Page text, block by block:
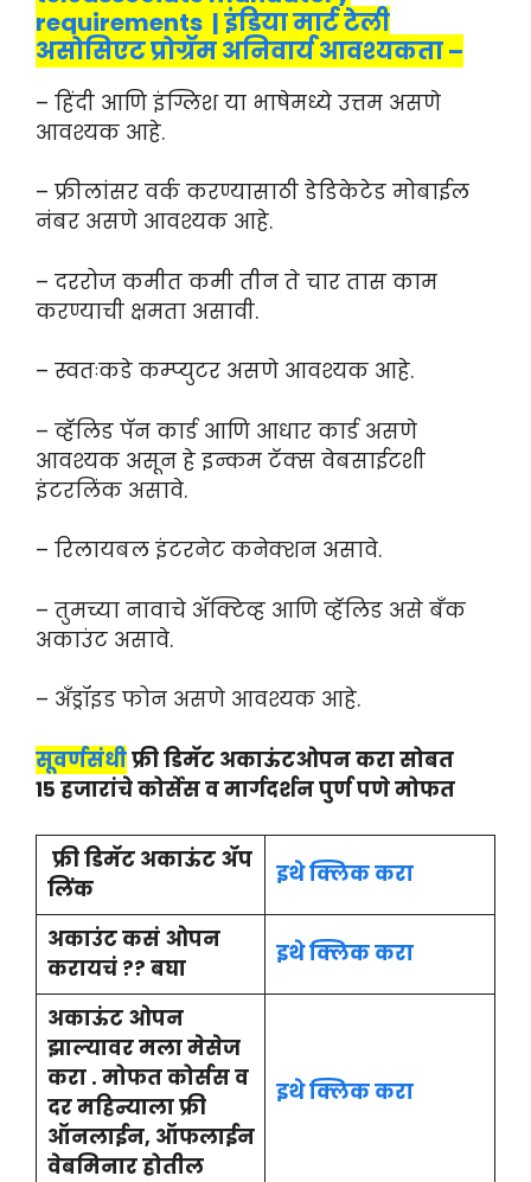
requirements | इंडिया मार्ट टेली
असोसिएट प्रोग्रॅम अनिवार्य आवश्यकता –
– हिंदी आणि इंग्लिश या भाषेमध्ये उत्तम असणे
आवश्यक आहे.
– फ्रीलांसर वर्क करण्यासाठी डेडिकेटेड मोबाईल
नंबर असणे आवश्यक आहे.
– दररोज कमीत कमी तीन ते चार तास काम
करण्याची क्षमता असावी.
– स्वतःकडे कम्प्युटर असणे आवश्यक आहे.
– व्हॅलिड पॅन कार्ड आणि आधार कार्ड असणे
आवश्यक असून हे इन्कम टॅक्स वेबसाईटशी
इंटरलिंक असावे.
– रिलायबल इंटरनेट कनेक्शन असावे.
– तुमच्या नावाचे ॲक्टिव्ह आणि व्हॅलिड असे बँक
अकाउंट असावे.
– अँड्रॉइड फोन असणे आवश्यक आहे.
सूवर्णसंधीफ्री डिमॅट अकाऊंटओपन करा सोबत
15 हजारांचे कोर्सेस व मार्गदर्शन पुर्ण पणे मोफत
फ्री डिमॅट अकाऊंट ॲप
लिंक
इथे क्लिक करा
अकाउंट कसं ओपन
करायचं ?? बघा
इथे क्लिक करा
अकाऊंट ओपन
झाल्यावर मला मेसेज
करा . मोफत कोर्सस व
दर महिन्याला फ्री
ऑनलाईन, ऑफलाईन
वेबमिनार होतील
इथे क्लिक करा